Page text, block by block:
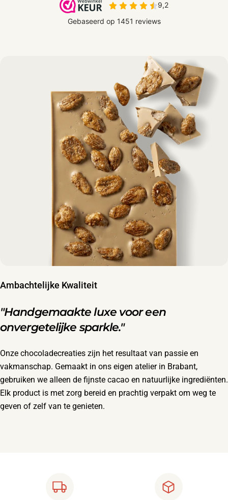
Ambachtelijke Kwaliteit
"Handgemaakte luxe voor een
onvergetelijke sparkle."
Onze chocoladecreaties zijn het resultaat van passie en
vakmanschap. Gemaakt in ons eigen atelier in Brabant,
gebruiken we alleen de fijnste cacao en natuurlijke ingrediënten.
Elk product is met zorg bereid en prachtig verpakt om weg te
geven of zelf van te genieten.